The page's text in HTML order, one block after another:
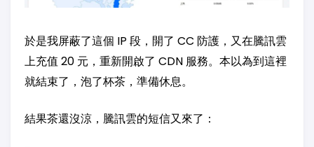
於是我屏蔽了這個 IP 段，開了 CC 防護，又在騰訊雲
上充值 20 元，重新開啟了 CDN 服務。本以為到這裡
就結束了，泡了杯茶，準備休息。
結果茶還沒涼，騰訊雲的短信又來了：